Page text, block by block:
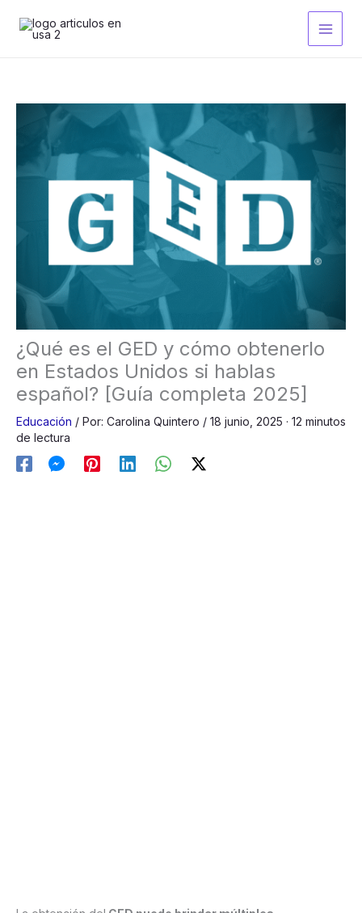
contenido
¿Qué es el GED y cómo obtenerlo
en Estados Unidos si hablas
español? [Guía completa 2025]
Educación / Por: Carolina Quintero / 18 junio, 2025 · 12 minutos
de lectura